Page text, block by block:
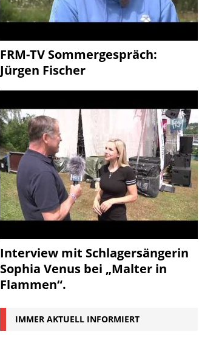
FRM-TV Sommergespräch:
Jürgen Fischer
Interview mit Schlagersängerin
Sophia Venus bei „Malter in
Flammen“.
IMMER AKTUELL INFORMIERT